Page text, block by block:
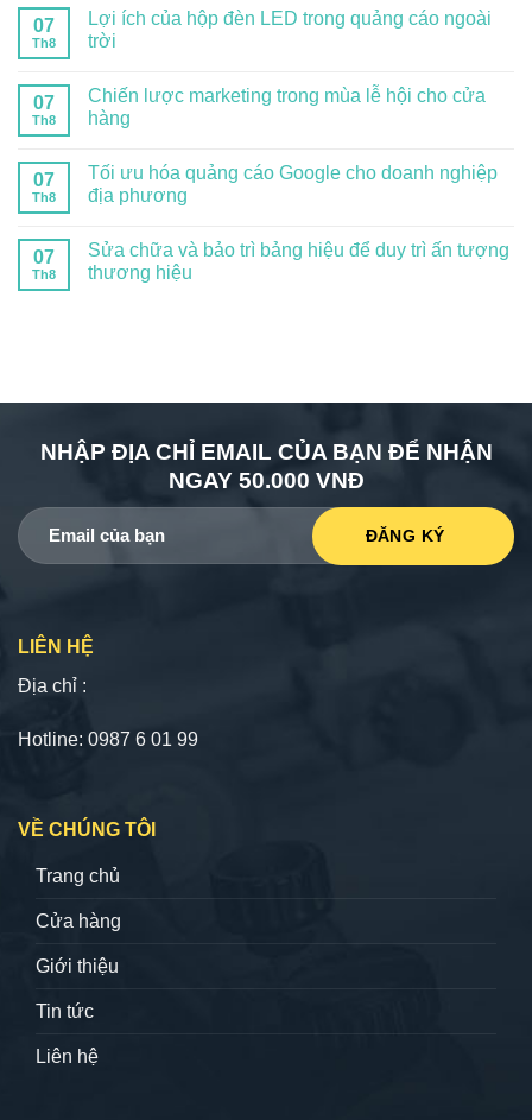
07
Th8
Lợi ích của hộp đèn LED trong quảng cáo ngoài
trời
07
Th8
Chiến lược marketing trong mùa lễ hội cho cửa
hàng
07
Th8
Tối ưu hóa quảng cáo Google cho doanh nghiệp
địa phương
07
Th8
Sửa chữa và bảo trì bảng hiệu để duy trì ấn tượng
thương hiệu
NHẬP ĐỊA CHỈ EMAIL CỦA BẠN ĐỂ NHẬN
NGAY 50.000 VNĐ
LIÊN HỆ
Địa chỉ :
Hotline: 0987 6 01 99
VỀ CHÚNG TÔI
Trang chủ
Cửa hàng
Giới thiệu
Tin tức
Liên hệ